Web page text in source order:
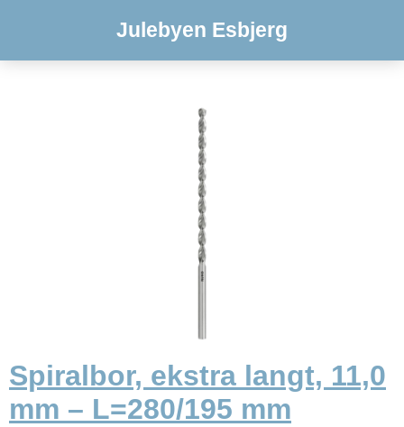
Julebyen Esbjerg
Spiralbor, ekstra langt, 11,0
mm – L=280/195 mm